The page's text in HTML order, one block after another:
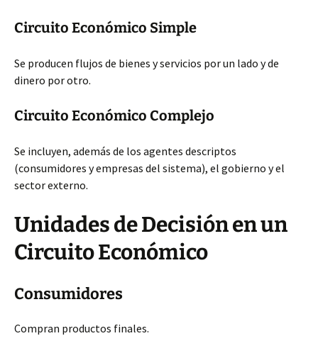
Circuito Económico Simple
Se producen flujos de bienes y servicios por un lado y de
dinero por otro.
Circuito Económico Complejo
Se incluyen, además de los agentes descriptos
(consumidores y empresas del sistema), el gobierno y el
sector externo.
Unidades de Decisión en un
Circuito Económico
Consumidores
Compran productos finales.